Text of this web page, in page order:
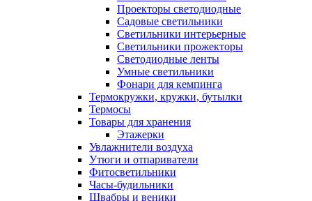
Проекторы светодиодные
Садовые светильники
Светильники интерьерные
Светильники прожекторы
Светодиодные ленты
Умные светильники
Фонари для кемпинга
Термокружки, кружки, бутылки
Термосы
Товары для хранения
Этажерки
Увлажнители воздуха
Утюги и отпариватели
Фитосветильники
Часы-будильники
Швабры и веники